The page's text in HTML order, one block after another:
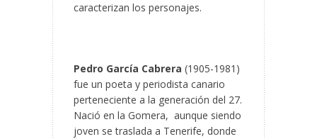
caracterizan los personajes.
Pedro García Cabrera (1905-1981)
fue un poeta y periodista canario
perteneciente a la generación del 27.
Nació en la Gomera, aunque siendo
joven se traslada a Tenerife, donde